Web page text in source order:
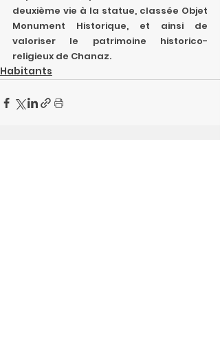
deuxième vie à la statue, classée Objet
Monument Historique, et ainsi de
valoriser le patrimoine historico-
religieux de Chanaz.
Habitants